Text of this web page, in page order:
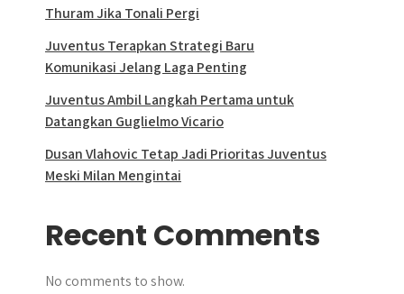
Thuram Jika Tonali Pergi
Juventus Terapkan Strategi Baru
Komunikasi Jelang Laga Penting
Juventus Ambil Langkah Pertama untuk
Datangkan Guglielmo Vicario
Dusan Vlahovic Tetap Jadi Prioritas Juventus
Meski Milan Mengintai
Recent Comments
No comments to show.